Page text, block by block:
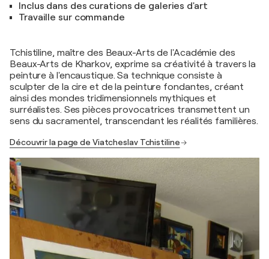
Inclus dans des curations de galeries d'art
Travaille sur commande
Tchistiline, maître des Beaux-Arts de l'Académie des
Beaux-Arts de Kharkov, exprime sa créativité à travers la
peinture à l'encaustique. Sa technique consiste à
sculpter de la cire et de la peinture fondantes, créant
ainsi des mondes tridimensionnels mythiques et
surréalistes. Ses pièces provocatrices transmettent un
sens du sacramentel, transcendant les réalités familières.
Découvrir la page de Viatcheslav Tchistiline